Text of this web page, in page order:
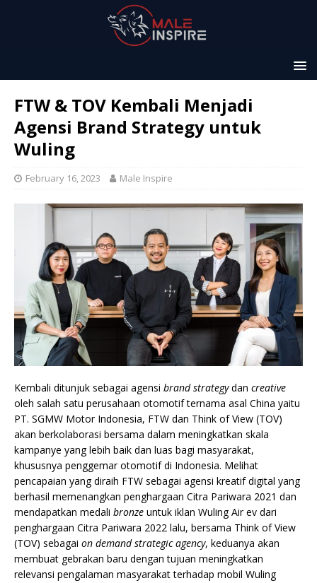
FTW & TOV Kembali Menjadi
Agensi Brand Strategy untuk
Wuling
February 16, 2023 Male Inspire
Kembali ditunjuk sebagai agensi brand strategydan creative
oleh salah satu perusahaan otomotif ternama asal China yaitu
PT. SGMW Motor Indonesia, FTW dan Think of View (TOV)
akan berkolaborasi bersama dalam meningkatkan skala
kampanye yang lebih baik dan luas bagi masyarakat,
khususnya penggemar otomotif di Indonesia. Melihat
pencapaian yang diraih FTW sebagai agensi kreatif digital yang
berhasil memenangkan penghargaan Citra Pariwara 2021 dan
mendapatkan medali bronze untuk iklan Wuling Air ev dari
penghargaan Citra Pariwara 2022 lalu, bersama Think of View
(TOV) sebagai on demand strategic agency, keduanya akan
membuat gebrakan baru dengan tujuan meningkatkan
relevansi pengalaman masyarakat terhadap mobil Wuling